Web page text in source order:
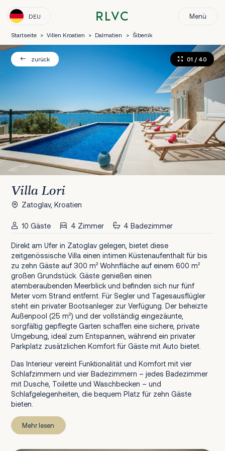
DEU Menü
Startseite > Villen Kroatien > Dalmatien > Šibenik
zurück 01 / 40
Villa Lori
Zatoglav, Kroatien
10 Gäste 4 Zimmer 4 Badezimmer
Direkt am Ufer in Zatoglav gelegen, bietet diese
zeitgenössische Villa einen intimen Küstenaufenthalt für bis
zu zehn Gäste auf 300 m² Wohnfläche auf einem 600 m²
großen Grundstück. Gäste genießen einen
atemberaubenden Meerblick und befinden sich nur fünf
Meter vom Strand entfernt. Für Segler und Tagesausflügler
steht ein privater Bootsanleger zur Verfügung. Der beheizte
Außenpool (25 m²) und der vollständig eingezäunte,
sorgfältig gepflegte Garten schaffen eine sichere, private
Umgebung, ideal zum Entspannen, während ein privater
Parkplatz zusätzlichen Komfort für Gäste mit Auto bietet.
Das Interieur vereint Funktionalität und Komfort mit vier
Schlafzimmern und vier Badezimmern – jedes Badezimmer
mit Dusche, Toilette und Waschbecken – und
Schlafgelegenheiten, die bequem Platz für zehn Gäste
bieten.
Mehr lesen